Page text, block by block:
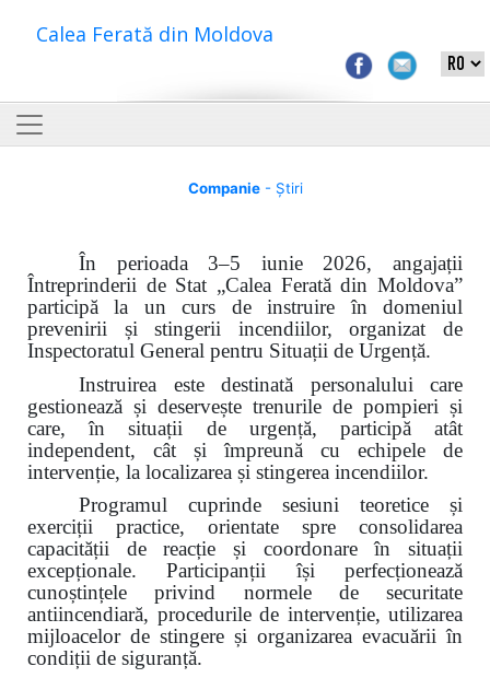
Calea Ferată din Moldova
Companie- Știri
În perioada 3–5 iunie 2026, angajații
Întreprinderii de Stat „Calea Ferată din Moldova”
participă la un curs de instruire în domeniul
prevenirii și stingerii incendiilor, organizat de
Inspectoratul General pentru Situații de Urgență.
Instruirea este destinată personalului care
gestionează și deservește trenurile de pompieri și
care, în situații de urgență, participă atât
independent, cât și împreună cu echipele de
intervenție, la localizarea și stingerea incendiilor.
Programul cuprinde sesiuni teoretice și
exerciții practice, orientate spre consolidarea
capacității de reacție și coordonare în situații
excepționale. Participanții își perfecționează
cunoștințele privind normele de securitate
antiincendiară, procedurile de intervenție, utilizarea
mijloacelor de stingere și organizarea evacuării în
condiții de siguranță.